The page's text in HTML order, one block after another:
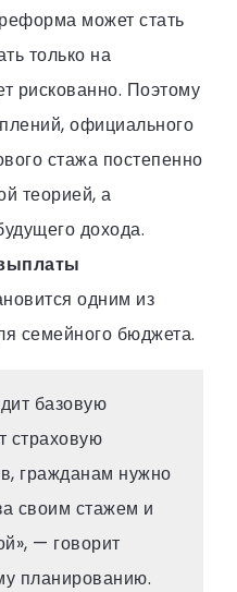
может стать
только на
рискованно. Поэтому
официального
стажа постепенно
теорией, а
дохода.
одним из
семейного бюджета.
базовую
страховую
гражданам нужно
своим стажем и
— говорит
планированию.